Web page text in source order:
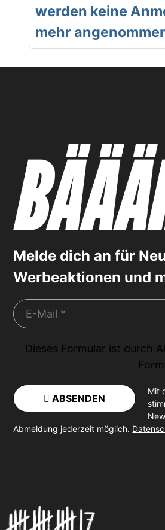
werden keine
mehr
Melde dich an für
Werbeaktionen und
Dieses Formular ist durch
ABSENDEN
Mit
Abmeldung jederzeit möglich.